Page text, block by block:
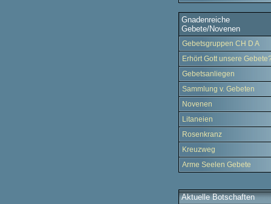
Gnadenreiche
Gebete/Novenen
Gebetsgruppen CH D A
Erhört Gott unsere
Gebetsanliegen
Sammlung v. Gebeten
Novenen
Litaneien
Rosenkranz
Kreuzweg
Arme Seelen Gebete
Aktuelle Botschaften